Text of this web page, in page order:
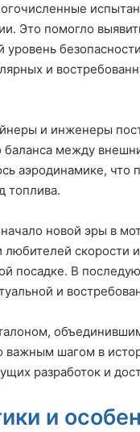
Это помогло
и
и инженеры
баланса между
аэродинамике, что
топлива.
новой эры в
любителей скорости
посадке. В
и
важным шагом в
разработок и
и